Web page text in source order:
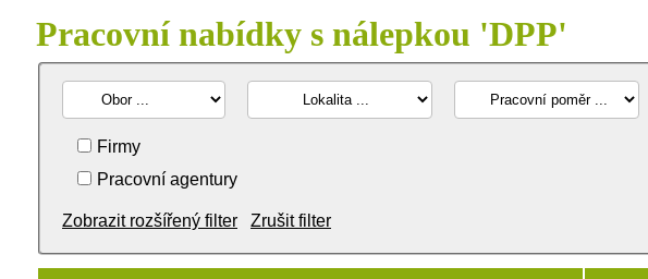
Pracovní nabídky s nálepkou 'DPP'
Firmy
Pracovní agentury
Zobrazit rozšířený filter Zrušit filter